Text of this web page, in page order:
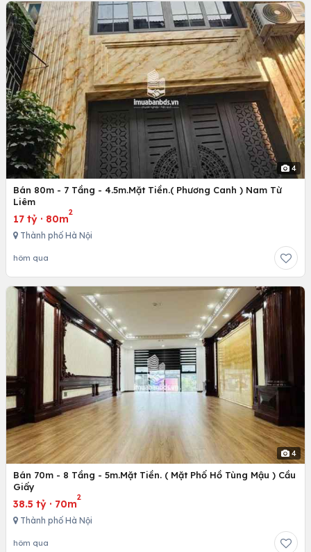
4
Bán 80m - 7 Tầng - 4.5m.Mặt Tiền.( Phương Canh ) Nam Từ
Liêm
17 tỷ · 80m
2
Thành phố Hà Nội
hôm qua
4
Bán 70m - 8 Tầng - 5m.Mặt Tiền. ( Mặt Phố Hồ Tùng Mậu ) Cầu
Giấy
38.5 tỷ · 70m
2
Thành phố Hà Nội
hôm qua